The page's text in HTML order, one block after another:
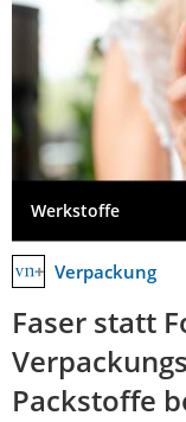
Werkstoffe
Verpackung
Faser statt
Packstoffe